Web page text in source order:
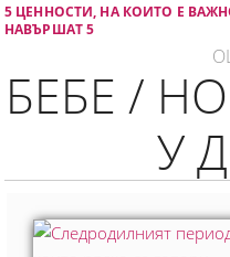
5 ЦЕННОСТИ, НА КОИТО Е
НАВЪРШАТ 5
БЕБЕ /
У